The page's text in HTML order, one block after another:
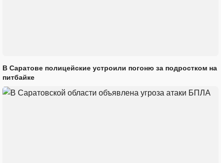
В Саратове полицейские устроили погоню за подростком на
питбайке